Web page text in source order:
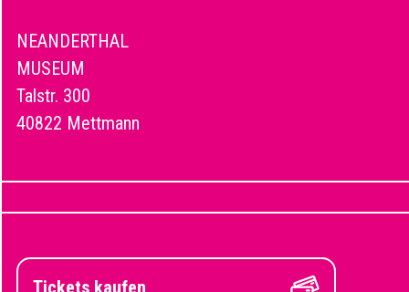
NEANDERTHAL
MUSEUM
Talstr. 300
40822 Mettmann
Tickets kaufen